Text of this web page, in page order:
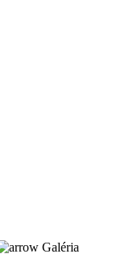
Galéria